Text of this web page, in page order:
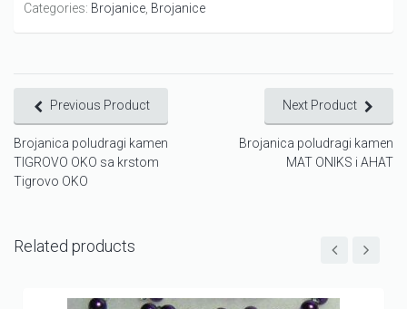
Categories: Brojanice, Brojanice
Previous Product
Brojanica poludragi kamen
TIGROVO OKO sa krstom
Tigrovo OKO
Next Product
Brojanica poludragi kamen
MAT ONIKS i AHAT
Related products